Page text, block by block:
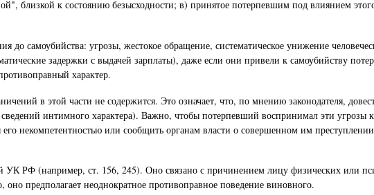
близкой к состоянию безысходности; в) принятое потерпевшим под влиянием
самоубийства: угрозы, жестокое обращение, систематическое унижение
задержки с выдачей зарплаты), даже если они привели к самоубийству
характер.
в этой части не содержится. Это означает, что, по мнению законодателя,
интимного характера). Важно, чтобы потерпевший воспринимал эти угрозы
некомпетентностью или сообщить органам власти о совершенном им
УК РФ (например, ст. 156, 245). Оно связано с причинением лицу физических или
предполагает неоднократное противоправное поведение виновного.